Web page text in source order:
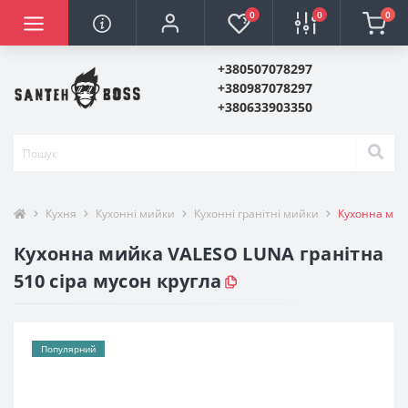
0 0 0
+380507078297
+380987078297
+380633903350
Кухня Кухонні мийки Кухонні гранітні мийки Кухонна
Кухонна мийка VALESO LUNA гранітна
510 сіра мусон кругла
Популярний